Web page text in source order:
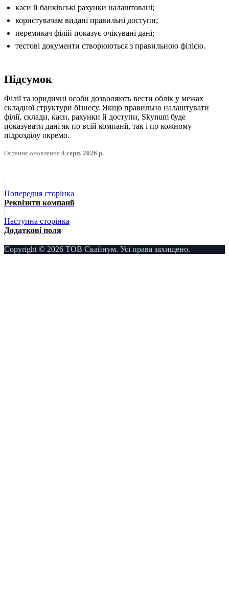
каси й банківські рахунки налаштовані;
користувачам видані правильні доступи;
перемикач філій показує очікувані дані;
тестові документи створюються з правильною філією.
Підсумок
Філії та юридичні особи дозволяють вести облік у межах
складної структури бізнесу. Якщо правильно налаштувати
філії, склади, каси, рахунки й доступи, Skynum буде
показувати дані як по всій компанії, так і по кожному
підрозділу окремо.
Останнє оновлення 4 серп. 2026 р.
Попередня сторінка
Реквізити компанії
Наступна сторінка
Додаткові поля
Copyright © 2026 ТОВ Скайнум. Усі права захищено.